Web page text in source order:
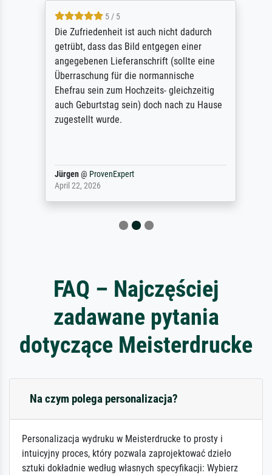
5 / 5
Die Zufriedenheit ist auch nicht dadurch
getrübt, dass das Bild entgegen einer
angegebenen Lieferanschrift (sollte eine
Überraschung für die normannische
Ehefrau sein zum Hochzeits- gleichzeitig
auch Geburtstag sein) doch nach zu Hause
zugestellt wurde.
Jürgen@ProvenExpert
April 22, 2026
FAQ – Najczęściej
zadawane pytania
dotyczące Meisterdrucke
Na czym polega personalizacja?
Personalizacja wydruku w Meisterdrucke to prosty i
intuicyjny proces, który pozwala zaprojektować dzieło
sztuki dokładnie według własnych specyfikacji: Wybierz